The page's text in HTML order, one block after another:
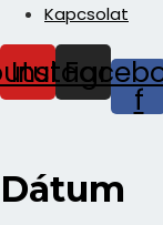
Kapcsolat
Instagram
f
Dátum